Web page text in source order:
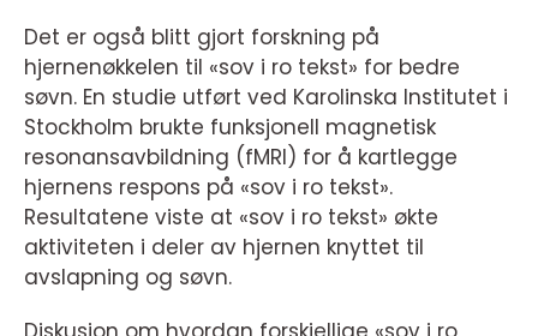
Det er også blitt gjort forskning på
hjernenøkkelen til «sov i ro tekst» for bedre
søvn. En studie utført ved Karolinska Institutet i
Stockholm brukte funksjonell magnetisk
resonansavbildning (fMRI) for å kartlegge
hjernens respons på «sov i ro tekst».
Resultatene viste at «sov i ro tekst» økte
aktiviteten i deler av hjernen knyttet til
avslapning og søvn.